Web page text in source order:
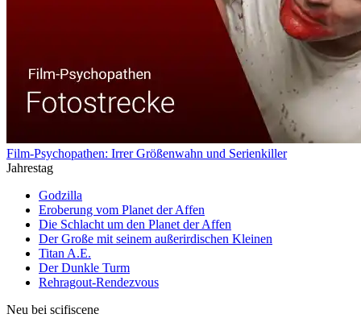
Film-Psychopathen: Irrer Größenwahn und Serienkiller
Jahrestag
Godzilla
Eroberung vom Planet der Affen
Die Schlacht um den Planet der Affen
Der Große mit seinem außerirdischen Kleinen
Titan A.E.
Der Dunkle Turm
Rehragout-Rendezvous
Neu bei scifiscene